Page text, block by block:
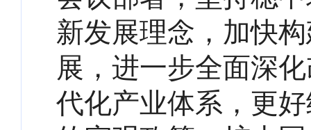
新发展理念，加快
展，进一步全面深
代化产业体系，更